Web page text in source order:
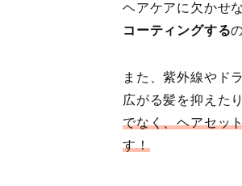
ヘアケアに欠かせ
コーティングする
また、紫外線やド
広がる髪を抑えた
でなく、ヘアセッ
す！